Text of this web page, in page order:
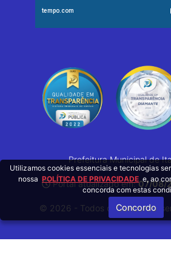
Prefeitura Municipal de
Portal atualizado em:07/08/
© 2026 - Todos os Direitos
Utilizamos cookies essenciais e tecnologias
nossa POLÍTICA DE PRIVACIDADE e, ao
concorda com estas
Concordo